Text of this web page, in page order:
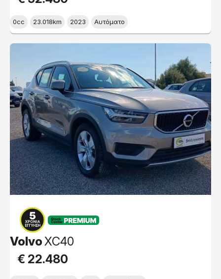
0cc 23.018km 2023 Αυτόματο
PREMIUM
VolvoXC40
€ 22.480